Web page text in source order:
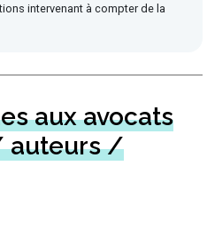
intervenant à compter de la
aux avocats
auteurs /